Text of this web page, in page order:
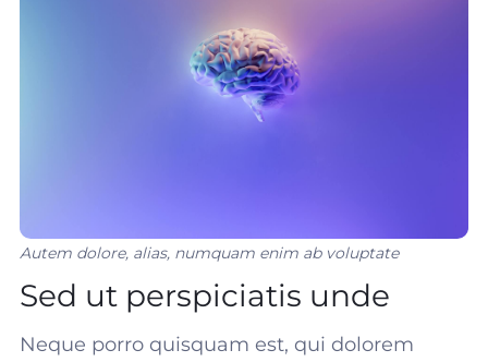
Autem dolore, alias, numquam enim ab voluptate
Sed ut perspiciatis unde
Neque porro quisquam est, qui dolorem